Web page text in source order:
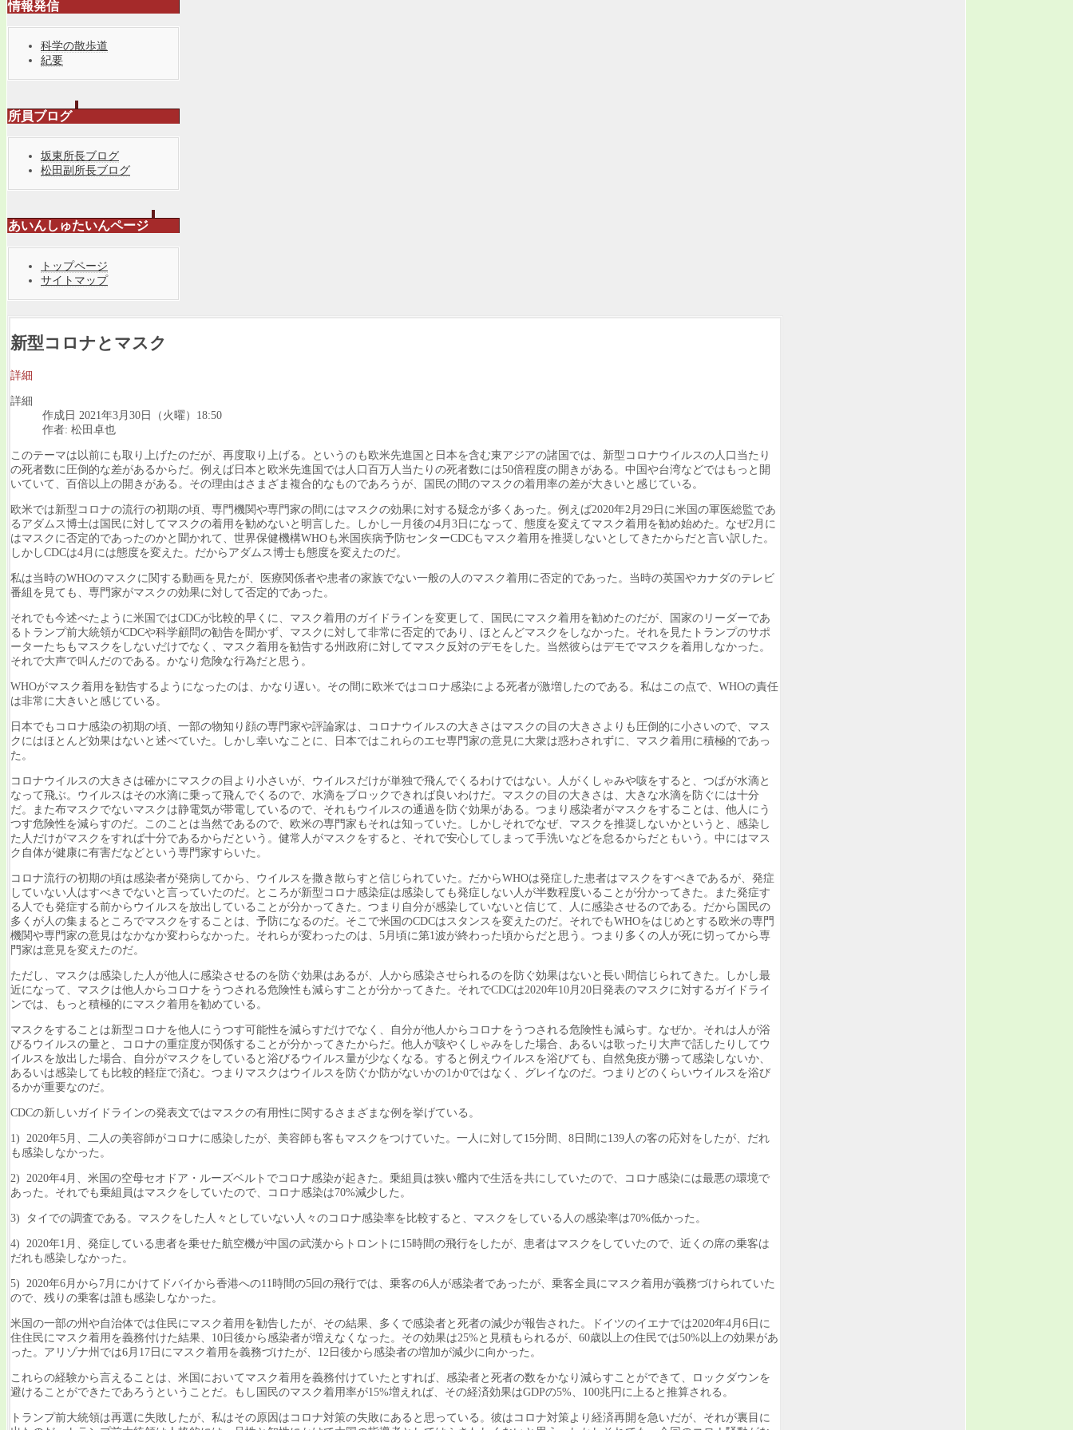
情報発信
科学の散歩道
紀要
所員ブログ
坂東所長ブログ
松田副所長ブログ
あいんしゅたいんページ
トップページ
サイトマップ
新型コロナとマスク
詳細
詳細
作成日 2021年3月30日（火曜）18:50
作者: 松田卓也
このテーマは以前にも取り上げたのだが、再度取り上げる。というのも欧米先進国と日本を含む東アジアの諸国では、新型コロナウイルスの人口当たり
の死者数に圧倒的な差があるからだ。例えば日本と欧米先進国では人口百万人当たりの死者数には50倍程度の開きがある。中国や台湾などではもっと開
いていて、百倍以上の開きがある。その理由はさまざま複合的なものであろうが、国民の間のマスクの着用率の差が大きいと感じている。
欧米では新型コロナの流行の初期の頃、専門機関や専門家の間にはマスクの効果に対する疑念が多くあった。例えば2020年2月29日に米国の軍医総監であ
るアダムス博士は国民に対してマスクの着用を勧めないと明言した。しかし一月後の4月3日になって、態度を変えてマスク着用を勧め始めた。なぜ2月に
はマスクに否定的であったのかと聞かれて、世界保健機構WHOも米国疾病予防センターCDCもマスク着用を推奨しないとしてきたからだと言い訳した。
しかしCDCは4月には態度を変えた。だからアダムス博士も態度を変えたのだ。
私は当時のWHOのマスクに関する動画を見たが、医療関係者や患者の家族でない一般の人のマスク着用に否定的であった。当時の英国やカナダのテレビ
番組を見ても、専門家がマスクの効果に対して否定的であった。
それでも今述べたように米国ではCDCが比較的早くに、マスク着用のガイドラインを変更して、国民にマスク着用を勧めたのだが、国家のリーダーであ
るトランプ前大統領がCDCや科学顧問の勧告を聞かず、マスクに対して非常に否定的であり、ほとんどマスクをしなかった。それを見たトランプのサポ
ーターたちもマスクをしないだけでなく、マスク着用を勧告する州政府に対してマスク反対のデモをした。当然彼らはデモでマスクを着用しなかった。
それで大声で叫んだのである。かなり危険な行為だと思う。
WHOがマスク着用を勧告するようになったのは、かなり遅い。その間に欧米ではコロナ感染による死者が激増したのである。私はこの点で、WHOの責任
は非常に大きいと感じている。
日本でもコロナ感染の初期の頃、一部の物知り顔の専門家や評論家は、コロナウイルスの大きさはマスクの目の大きさよりも圧倒的に小さいので、マス
クにはほとんど効果はないと述べていた。しかし幸いなことに、日本ではこれらのエセ専門家の意見に大衆は惑わされずに、マスク着用に積極的であっ
た。
コロナウイルスの大きさは確かにマスクの目より小さいが、ウイルスだけが単独で飛んでくるわけではない。人がくしゃみや咳をすると、つばが水滴と
なって飛ぶ。ウイルスはその水滴に乗って飛んでくるので、水滴をブロックできれば良いわけだ。マスクの目の大きさは、大きな水滴を防ぐには十分
だ。また布マスクでないマスクは静電気が帯電しているので、それもウイルスの通過を防ぐ効果がある。つまり感染者がマスクをすることは、他人にう
つす危険性を減らすのだ。このことは当然であるので、欧米の専門家もそれは知っていた。しかしそれでなぜ、マスクを推奨しないかというと、感染し
た人だけがマスクをすれば十分であるからだという。健常人がマスクをすると、それで安心してしまって手洗いなどを怠るからだともいう。中にはマス
ク自体が健康に有害だなどという専門家すらいた。
コロナ流行の初期の頃は感染者が発病してから、ウイルスを撒き散らすと信じられていた。だからWHOは発症した患者はマスクをすべきであるが、発症
していない人はすべきでないと言っていたのだ。ところが新型コロナ感染症は感染しても発症しない人が半数程度いることが分かってきた。また発症す
る人でも発症する前からウイルスを放出していることが分かってきた。つまり自分が感染していないと信じて、人に感染させるのである。だから国民の
多くが人の集まるところでマスクをすることは、予防になるのだ。そこで米国のCDCはスタンスを変えたのだ。それでもWHOをはじめとする欧米の専門
機関や専門家の意見はなかなか変わらなかった。それらが変わったのは、5月頃に第1波が終わった頃からだと思う。つまり多くの人が死に切ってから専
門家は意見を変えたのだ。
ただし、マスクは感染した人が他人に感染させるのを防ぐ効果はあるが、人から感染させられるのを防ぐ効果はないと長い間信じられてきた。しかし最
近になって、マスクは他人からコロナをうつされる危険性も減らすことが分かってきた。それでCDCは2020年10月20日発表のマスクに対するガイドライ
ンでは、もっと積極的にマスク着用を勧めている。
マスクをすることは新型コロナを他人にうつす可能性を減らすだけでなく、自分が他人からコロナをうつされる危険性も減らす。なぜか。それは人が浴
びるウイルスの量と、コロナの重症度が関係することが分かってきたからだ。他人が咳やくしゃみをした場合、あるいは歌ったり大声で話したりしてウ
イルスを放出した場合、自分がマスクをしていると浴びるウイルス量が少なくなる。すると例えウイルスを浴びても、自然免疫が勝って感染しないか、
あるいは感染しても比較的軽症で済む。つまりマスクはウイルスを防ぐか防がないかの1か0ではなく、グレイなのだ。つまりどのくらいウイルスを浴び
るかが重要なのだ。
CDCの新しいガイドラインの発表文ではマスクの有用性に関するさまざまな例を挙げている。
1) 2020年5月、二人の美容師がコロナに感染したが、美容師も客もマスクをつけていた。一人に対して15分間、8日間に139人の客の応対をしたが、だれ
も感染しなかった。
2) 2020年4月、米国の空母セオドア・ルーズベルトでコロナ感染が起きた。乗組員は狭い艦内で生活を共にしていたので、コロナ感染には最悪の環境で
あった。それでも乗組員はマスクをしていたので、コロナ感染は70%減少した。
3) タイでの調査である。マスクをした人々としていない人々のコロナ感染率を比較すると、マスクをしている人の感染率は70%低かった。
4) 2020年1月、発症している患者を乗せた航空機が中国の武漢からトロントに15時間の飛行をしたが、患者はマスクをしていたので、近くの席の乗客は
だれも感染しなかった。
5) 2020年6月から7月にかけてドバイから香港への11時間の5回の飛行では、乗客の6人が感染者であったが、乗客全員にマスク着用が義務づけられていた
ので、残りの乗客は誰も感染しなかった。
米国の一部の州や自治体では住民にマスク着用を勧告したが、その結果、多くで感染者と死者の減少が報告された。ドイツのイエナでは2020年4月6日に
住住民にマスク着用を義務付けた結果、10日後から感染者が増えなくなった。その効果は25%と見積もられるが、60歳以上の住民では50%以上の効果があ
った。アリゾナ州では6月17日にマスク着用を義務づけたが、12日後から感染者の増加が減少に向かった。
これらの経験から言えることは、米国においてマスク着用を義務付けていたとすれば、感染者と死者の数をかなり減らすことができて、ロックダウンを
避けることができたであろうということだ。もし国民のマスク着用率が15%増えれば、その経済効果はGDPの5%、100兆円に上ると推算される。
トランプ前大統領は再選に失敗したが、私はその原因はコロナ対策の失敗にあると思っている。彼はコロナ対策より経済再開を急いだが、それが裏目に